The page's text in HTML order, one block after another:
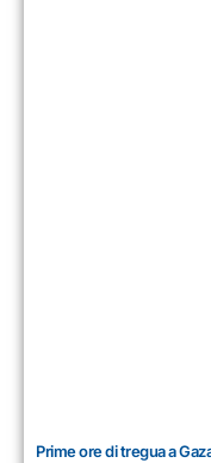
Prime ore di tregua a